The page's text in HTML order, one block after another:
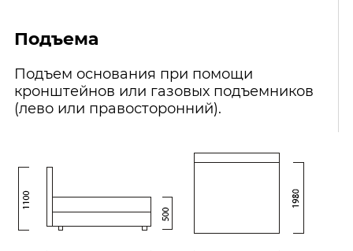
Подъема
Подъем основания при помощи
кронштейнов или газовых подъемников
(лево или правосторонний).